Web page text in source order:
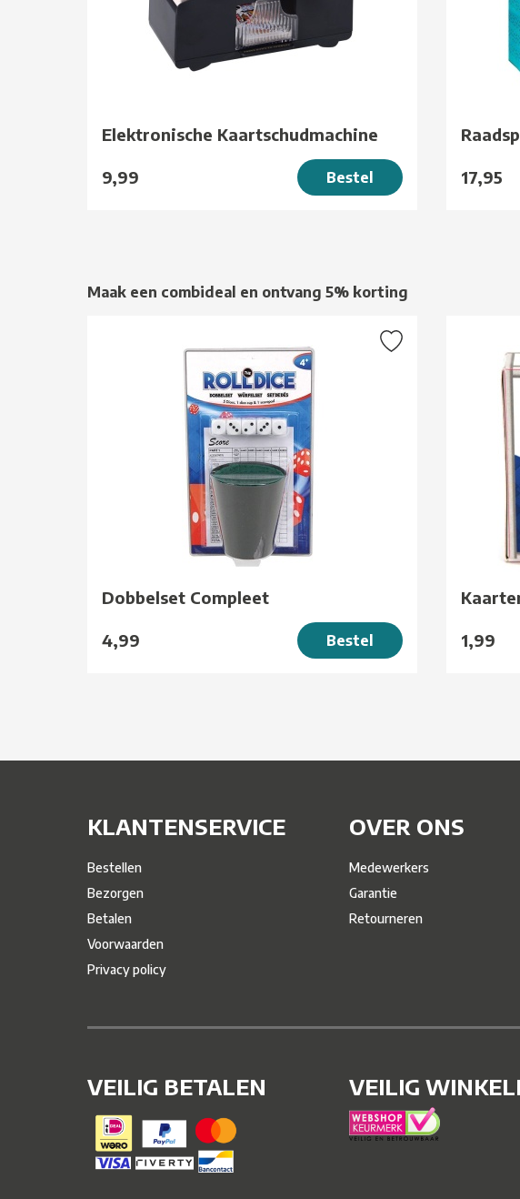
Elektronische Kaartschudmachine
9,99 Bestel 17,95
Maak een combideal en ontvang 5% korting
Dobbelset Compleet
4,99 Bestel 1,99
KLANTENSERVICE
Bestellen
Bezorgen
Betalen
Voorwaarden
Privacy policy
OVER ONS
Medewerkers
Garantie
Retourneren
VEILIG BETALEN VEILIG